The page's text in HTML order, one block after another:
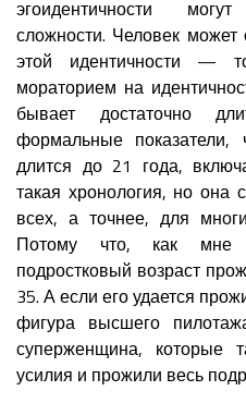
эгоидентичности
сложности. Человек может
этой идентичности —
мораторием на
бывает достаточно
формальные показатели,
длится до 21 года,
такая хронология, но она
всех, а точнее, для
Потому что, как мне
подростковый возраст
35. А если его удается
фигура высшего
суперженщина, которые
усилия и прожили весь